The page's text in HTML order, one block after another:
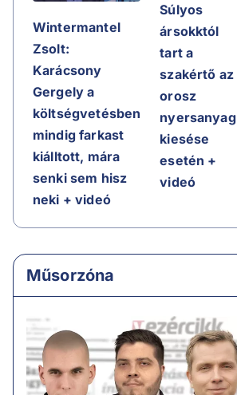
Wintermantel
Zsolt:
Karácsony
Gergely a
költségvetésben
mindig farkast
kiálltott, mára
senki sem hisz
neki + videó
Súlyos
ársokktól
tart a
szakértő az
orosz
nyersanyag
kiesése
esetén +
videó
Műsorzóna